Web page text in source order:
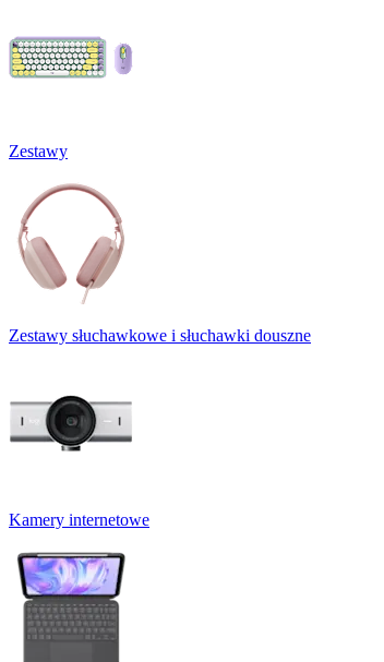
Zestawy
Zestawy słuchawkowe i słuchawki douszne
Kamery internetowe